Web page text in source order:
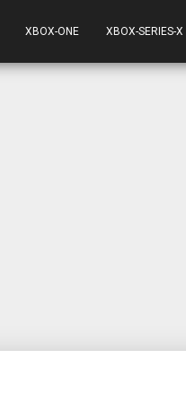
XBOX-ONE XBOX-SERIES-X